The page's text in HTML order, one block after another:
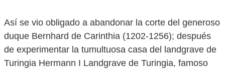
Así se vio obligado a abandonar la corte del generoso
duque Bernhard de Carinthia (1202-1256); después
de experimentar la tumultuosa casa del landgrave de
Turingia Hermann I Landgrave de Turingia, famoso